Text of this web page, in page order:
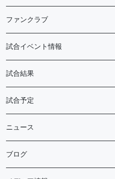
ファンクラブ
試合イベント情報
試合結果
試合予定
ニュース
ブログ